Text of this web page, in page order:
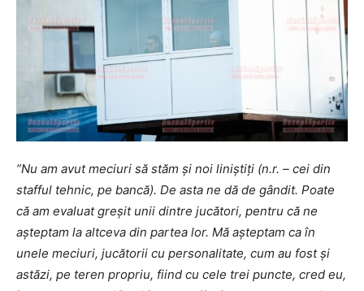
”Nu am avut meciuri să stăm și noi liniștiți (n.r. – cei din
stafful tehnic, pe bancă). De asta ne dă de gândit. Poate
că am evaluat greșit unii dintre jucători, pentru că ne
așteptam la altceva din partea lor. Mă așteptam ca în
unele meciuri, jucătorii cu personalitate, cum au fost și
astăzi, pe teren propriu, fiind cu cele trei puncte, cred eu,